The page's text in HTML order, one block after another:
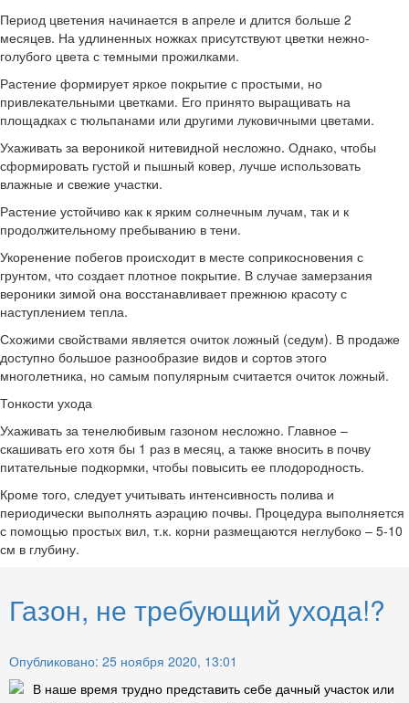
Период цветения начинается в апреле и длится больше 2
месяцев. На удлиненных ножках присутствуют цветки нежно-
голубого цвета с темными прожилками.
Растение формирует яркое покрытие с простыми, но
привлекательными цветками. Его принято выращивать на
площадках с тюльпанами или другими луковичными цветами.
Ухаживать за вероникой нитевидной несложно. Однако, чтобы
сформировать густой и пышный ковер, лучше использовать
влажные и свежие участки.
Растение устойчиво как к ярким солнечным лучам, так и к
продолжительному пребыванию в тени.
Укоренение побегов происходит в месте соприкосновения с
грунтом, что создает плотное покрытие. В случае замерзания
вероники зимой она восстанавливает прежнюю красоту с
наступлением тепла.
Схожими свойствами является очиток ложный (седум). В продаже
доступно большое разнообразие видов и сортов этого
многолетника, но самым популярным считается очиток ложный.
Тонкости ухода
Ухаживать за тенелюбивым газоном несложно. Главное –
скашивать его хотя бы 1 раз в месяц, а также вносить в почву
питательные подкормки, чтобы повысить ее плодородность.
Кроме того, следует учитывать интенсивность полива и
периодически выполнять аэрацию почвы. Процедура выполняется
с помощью простых вил, т.к. корни размещаются неглубоко – 5-10
см в глубину.
Газон, не требующий ухода!?
Опубликовано: 25 ноября 2020, 13:01
В наше время трудно представить себе дачный участок или